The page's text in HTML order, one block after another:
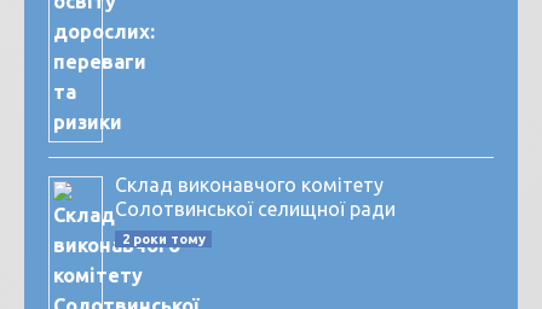
Склад виконавчого комітету
Солотвинської селищної ради
2 роки тому